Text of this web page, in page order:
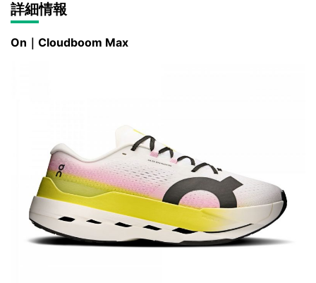
詳細情報
On｜Cloudboom Max